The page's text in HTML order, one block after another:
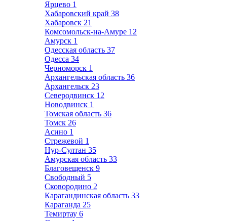
Ярцево 1
Хабаровский край 38
Хабаровск 21
Комсомольск-на-Амуре 12
Амурск 1
Одесская область 37
Одесса 34
Черноморск 1
Архангельская область 36
Архангельск 23
Северодвинск 12
Новодвинск 1
Томская область 36
Томск 26
Асино 1
Стрежевой 1
Нур-Султан 35
Амурская область 33
Благовещенск 9
Свободный 5
Сковородино 2
Карагандинская область 33
Караганда 25
Темиртау 6